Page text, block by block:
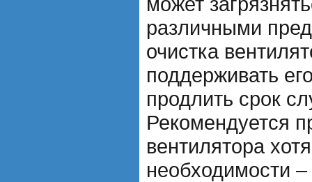
различными
очистка
поддерживать
продлить срок
Рекомендуется
вентилятора
необходимости